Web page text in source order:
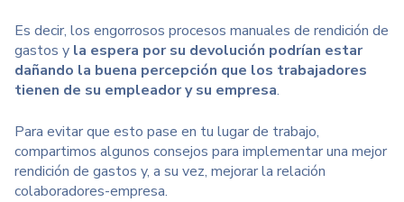
Es decir, los engorrosos procesos manuales de rendición de
gastos y la espera por su devolución podrían estar
dañando la buena percepción que los trabajadores
tienen de su empleador y su empresa.
Para evitar que esto pase en tu lugar de trabajo,
compartimos algunos consejos para implementar una mejor
rendición de gastos y, a su vez, mejorar la relación
colaboradores-empresa.